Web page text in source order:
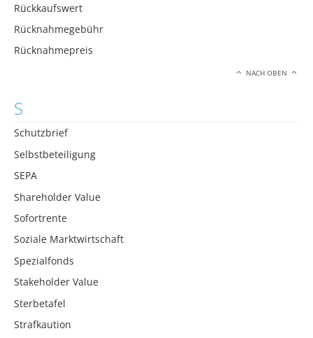
Rückkaufswert
Rücknahmegebühr
Rücknahmepreis
NACH OBEN
S
Schutzbrief
Selbstbeteiligung
SEPA
Shareholder Value
Sofortrente
Soziale Marktwirtschaft
Spezialfonds
Stakeholder Value
Sterbetafel
Strafkaution